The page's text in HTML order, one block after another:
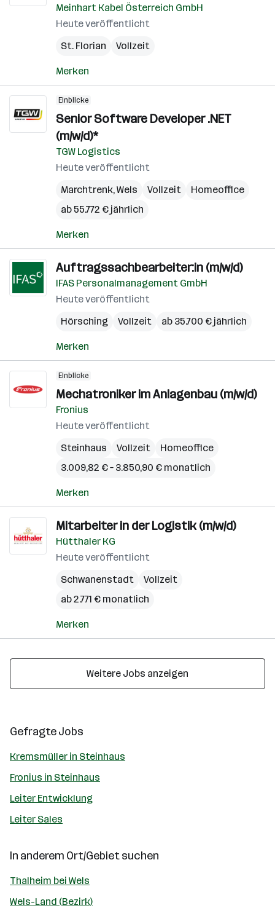
Meinhart Kabel Österreich GmbH
Heute veröffentlicht
St. Florian
Vollzeit
Merken
Einblicke
Senior Software Developer .NET
(m/w/d)*
TGW Logistics
Heute veröffentlicht
Marchtrenk,Wels Vollzeit
Homeoffice
ab 55.772 € jährlich
Merken
Auftragssachbearbeiter:in (m/w/d)
IFAS Personalmanagement GmbH
Heute veröffentlicht
Hörsching
Vollzeit ab 35.700 € jährlich
Merken
Einblicke
Mechatroniker im Anlagenbau (m/w/d)
Fronius
Heute veröffentlicht
Steinhaus
Vollzeit
Homeoffice
3.009,82 € – 3.850,90 € monatlich
Merken
Mitarbeiter in der Logistik (m/w/d)
Hütthaler KG
Heute veröffentlicht
Schwanenstadt
Vollzeit
ab 2.771 € monatlich
Merken
Weitere Jobs anzeigen
Gefragte Jobs
Kremsmüller in Steinhaus
Fronius in Steinhaus
Leiter Entwicklung
Leiter Sales
In anderem Ort/Gebiet suchen
Thalheim bei Wels
Wels-Land (Bezirk)